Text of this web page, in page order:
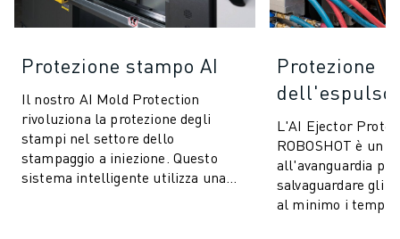
Protezione stampo AI
Il nostro AI Mold Protection
rivoluziona la protezione degli
stampi nel settore dello
stampaggio a iniezione. Questo
sistema intelligente utilizza una
Protezione
L'AI Ejector
ROBOSHOT è un
all'avanguardia
salvaguardare gli
al minimo i tempi